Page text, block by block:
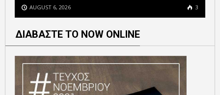
AUGUST 6, 2026 3
ΔΙΑΒΑΣΤΕ ΤΟ NOW ONLINE